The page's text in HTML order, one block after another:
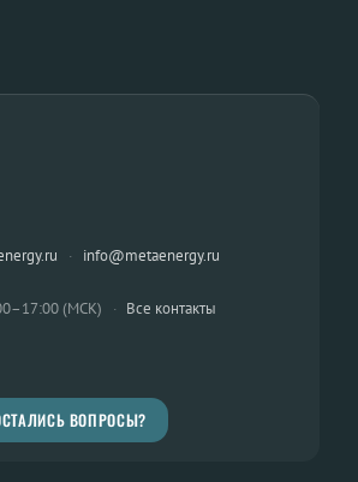
· info@metaenergy.ru
(МСК) · Все контакты
ВОПРОСЫ?